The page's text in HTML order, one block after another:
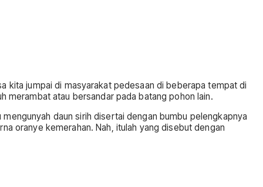
kita jumpai di masyarakat pedesaan di beberapa tempat di
merambat atau bersandar pada batang pohon lain.
mengunyah daun sirih disertai dengan bumbu pelengkapnya
oranye kemerahan. Nah, itulah yang disebut dengan